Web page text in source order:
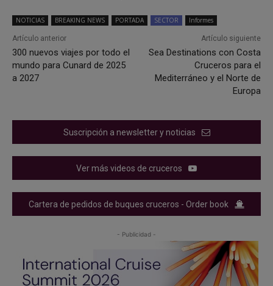
NOTICIAS BREAKING NEWS PORTADA SECTOR Informes
Artículo anterior
300 nuevos viajes por todo el
mundo para Cunard de 2025
a 2027
Artículo siguiente
Sea Destinations con Costa
Cruceros para el
Mediterráneo y el Norte de
Europa
Suscripción a newsletter y noticias
Ver más videos de cruceros
Cartera de pedidos de buques cruceros - Order book
- Publicidad -